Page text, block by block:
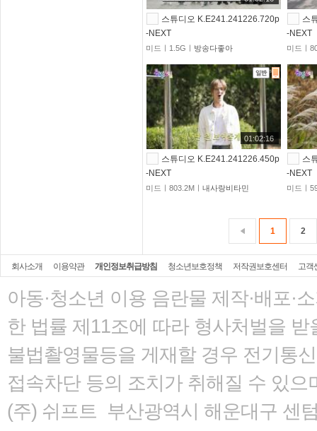
스튜디오 K.E241.241226.720p
-NEXT
미드ㅣ1.5Gㅣ 방송다좋아
스
-NEXT
미드ㅣ
01:02:16
스튜디오 K.E241.241226.450p
-NEXT
미드ㅣ803.2Mㅣ내사랑비타민
스
-NEXT
미드ㅣ
1 2
회사소개 이용약관 개인정보취급방침 청소년보호정책 저작권보호센터 고객
아동·청소년 이용 음란물 제작·배포·
한 법률 제11조에 따라 형사처벌을 받
불법촬영물등을 게재할 경우 전기통
접속차단 등의 조치가 취해질 수 있으
(주) 쉬프트 부산광역시 해운대구 센